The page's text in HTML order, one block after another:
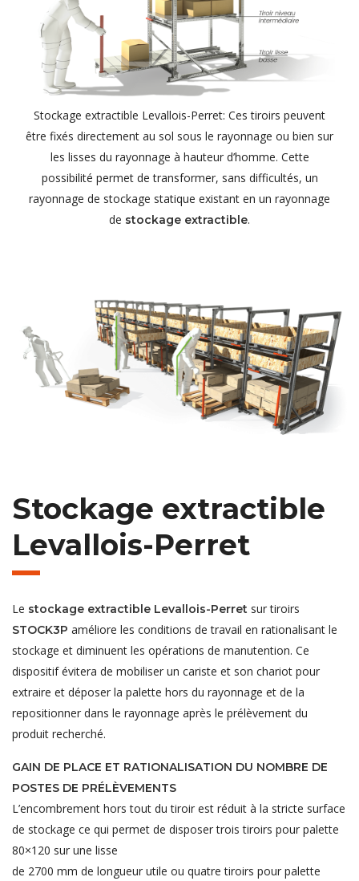
Stockage extractible Levallois-Perret: Ces tiroirs peuvent
être fixés directement au sol sous le rayonnage ou bien sur
les lisses du rayonnage à hauteur d’homme. Cette
possibilité permet de transformer, sans difficultés, un
rayonnage de stockage statique existant en un rayonnage
de stockage extractible.
Stockage extractible
Levallois-Perret
Le stockage extractible Levallois-Perret sur tiroirs
STOCK3P améliore les conditions de travail en rationalisant le
stockage et diminuent les opérations de manutention. Ce
dispositif évitera de mobiliser un cariste et son chariot pour
extraire et déposer la palette hors du rayonnage et de la
repositionner dans le rayonnage après le prélèvement du
produit recherché.
GAIN DE PLACE ET RATIONALISATION DU NOMBRE DE
POSTES DE PRÉLÈVEMENTS
L’encombrement hors tout du tiroir est réduit à la stricte surface
de stockage ce qui permet de disposer trois tiroirs pour palette
80×120 sur une lisse
de 2700 mm de longueur utile ou quatre tiroirs pour palette